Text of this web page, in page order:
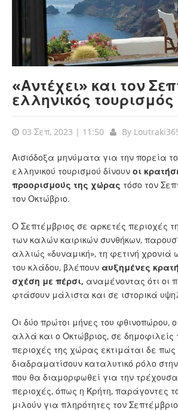
«Αντέχει» και τον
ελληνικός τουρισμός
03 Σεπ, 2023 | 11:50 By
Αισιόδοξα μηνύματα για την πορεία
ελληνικού τουρισμού δίνουν οι
προορισμούς της χώρας τόσο τον
τον Οκτώβριο.
Ο Σεπτέμβριος σε αρκετές περιοχές
των καλών καιρικών συνθήκων,
αλλιώς «δυναμική», τη φετινή χρονιά
του κλάδου, βλέπουν αυξημένες
σχέση με πέρσι, αναμένοντας ότι οι
φτάσουν μάλιστα και σε ιστορικά
Οι δύο πρώτοι μήνες του φθινοπώρου,
αλλά και ο Οκτώβριος, σε δημοφιλείς
περιοχές της χώρας εκτιμάται δε
διαδραματίσουν καταλυτικό ρόλο
που θα διαμορφωθεί για την
περιοχές, όπως η Κρήτη, παράγοντες
μιλούν για πληρότητες τον Σεπτέμβριο